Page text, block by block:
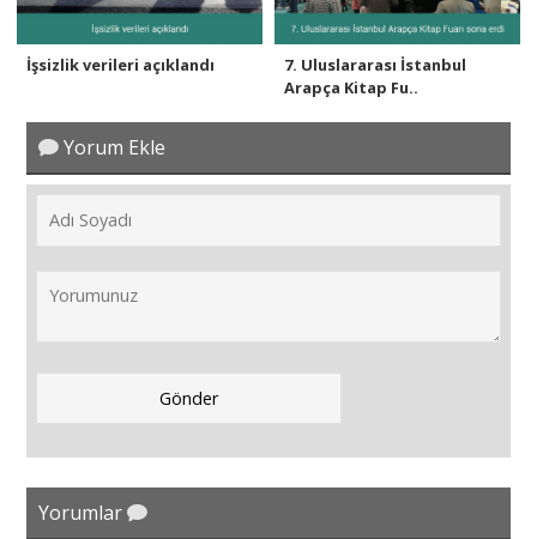
İşsizlik verileri açıklandı
7. Uluslararası İstanbul
Arapça Kitap Fu..
Yorum Ekle
Yorumlar